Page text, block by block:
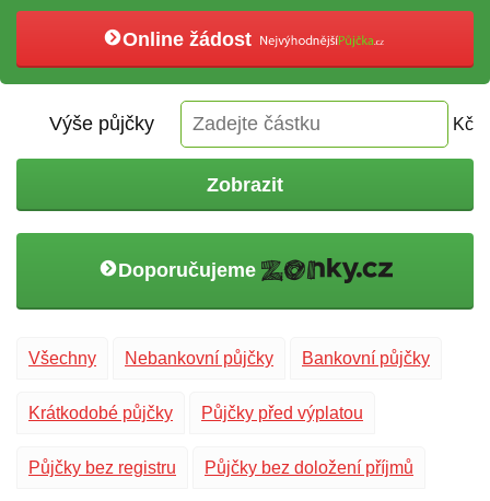
Online žádost
Výše půjčky Kč
Zobrazit
Doporučujeme
Všechny Nebankovní půjčky Bankovní půjčky
Krátkodobé půjčky Půjčky před výplatou
Půjčky bez registru Půjčky bez doložení příjmů